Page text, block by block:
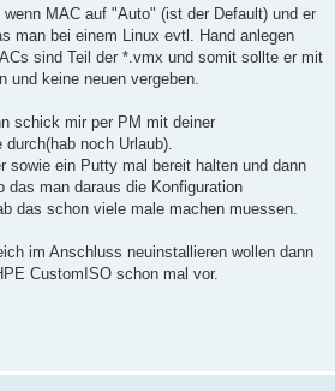
MAC auf "Auto" (ist der Default) und er
man bei einem Linux evtl. Hand anlegen
sind Teil der *.vmx und somit sollte er mit
und keine neuen vergeben.
schick mir per PM mit deiner
noch Urlaub).
sowie ein Putty mal bereit halten und dann
man daraus die Konfiguration
das schon viele male machen muessen.
im Anschluss neuinstallieren wollen dann
CustomISO schon mal vor.